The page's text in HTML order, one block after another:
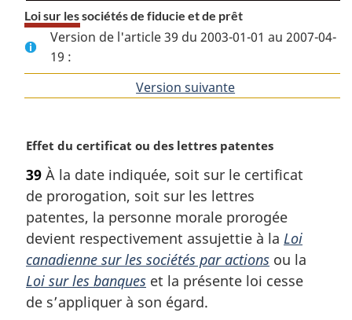
Loi sur les sociétés de fiducie et de prêt
Version de l'article 39 du 2003-01-01 au 2007-04-
19 :
Version suivante
N
t
e
m
a
g
i
n
Effet du certificat ou des lettres patentes
39 À la date indiquée, soit sur le certificat
de prorogation, soit sur les lettres
patentes, la personne morale prorogée
devient respectivement assujettie à la Loi
canadienne sur les sociétés par actions ou la
Loi sur les banques et la présente loi cesse
de s’appliquer à son égard.